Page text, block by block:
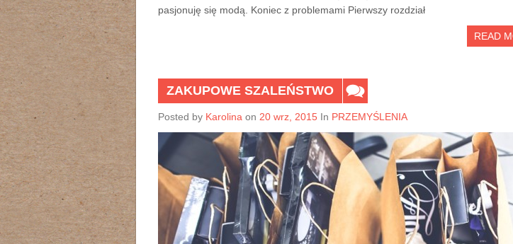
pasjonuję się modą. Koniec z problemami Pierwszy rozdział
READ
ZAKUPOWE SZALEŃSTWO
Posted by Karolina on 20 wrz, 2015 In PRZEMYŚLENIA